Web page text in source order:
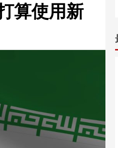
算使用新